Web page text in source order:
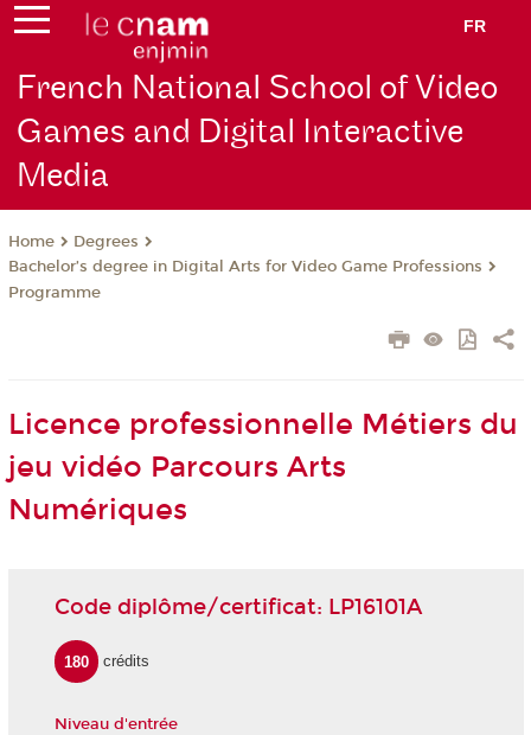
FR
French National School of Video
Games and Digital Interactive
Media
Home
Degrees
Bachelor’s degree in Digital Arts for Video Game Professions
Programme
Licence professionnelle Métiers du
jeu vidéo Parcours Arts
Numériques
Code diplôme/certificat: LP16101A
180 crédits
Niveau d'entrée